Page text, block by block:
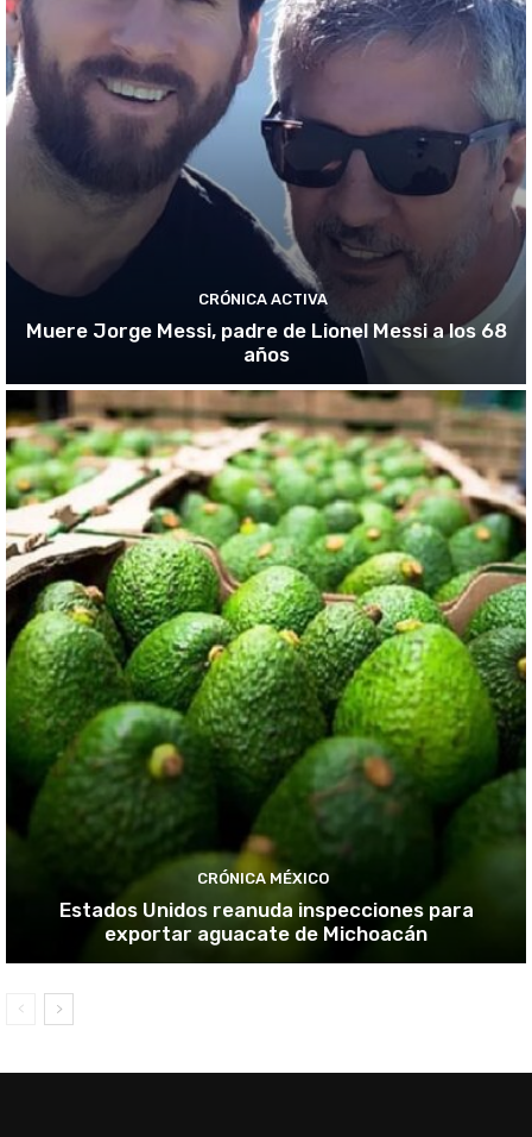
CRÓNICA ACTIVA
Muere Jorge Messi, padre de Lionel Messi a los 68
años
CRÓNICA MÉXICO
Estados Unidos reanuda inspecciones para
exportar aguacate de Michoacán